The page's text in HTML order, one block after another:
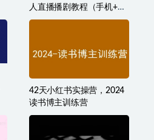
人直播播剧教程（手机+电
脑），长期稳定，简单易
42天小红书实操营，2024
读书博主训练营